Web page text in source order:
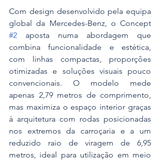
Com design desenvolvido pela equipa
#2 aposta numa abordagem que
combina funcionalidade e estética,
com linhas compactas, proporções
otimizadas e soluções visuais pouco
convencionais. O modelo mede
apenas 2,79 metros de comprimento,
mas maximiza o espaço interior graças
à arquitetura com rodas posicionadas
nos extremos da carroçaria e a um
reduzido raio de viragem de 6,95
metros, ideal para utilização em meio